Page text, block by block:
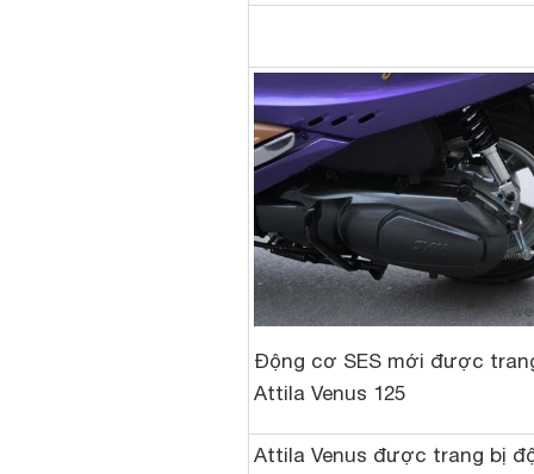
Động cơ SES mới được
Attila Venus 125
Attila Venus được trang bị